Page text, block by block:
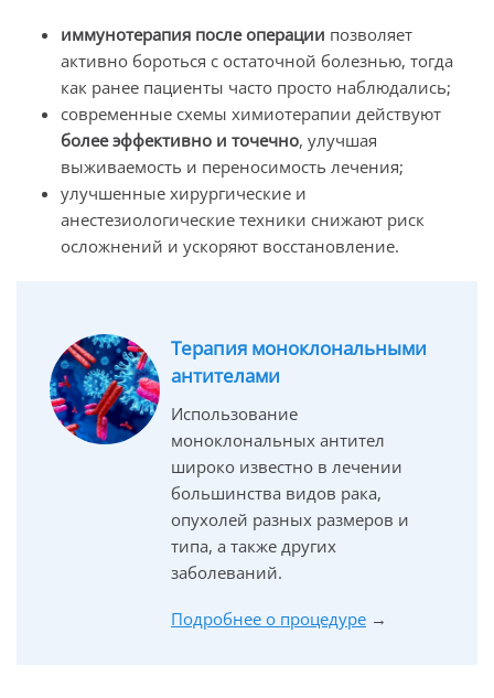
иммунотерапия после операции позволяет
активно бороться с остаточной болезнью, тогда
как ранее пациенты часто просто наблюдались;
современные схемы химиотерапии действуют
более эффективно и точечно, улучшая
выживаемость и переносимость лечения;
улучшенные хирургические и
анестезиологические техники снижают риск
осложнений и ускоряют восстановление.
Терапия моноклональными
антителами
Использование
моноклональных антител
широко известно в лечении
большинства видов рака,
опухолей разных размеров и
типа, а также других
заболеваний.
Подробнее о процедуре →